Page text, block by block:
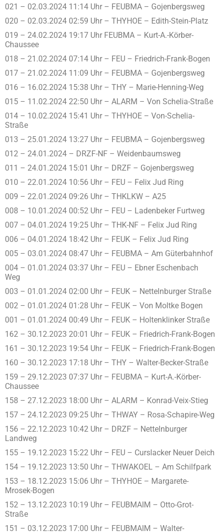
021 – 02.03.2024 11:14 Uhr – FEUBMA – Gojenbergsweg
020 – 02.03.2024 02:59 Uhr – THYHOE – Edith-Stein-Platz
019 – 24.02.2024 19:17 Uhr FEUBMA – Kurt-A.-Körber-
Chaussee
018 – 21.02.2024 07:14 Uhr – FEU – Friedrich-Frank-Bogen
017 – 21.02.2024 11:09 Uhr – FEUBMA – Gojenbergsweg
016 – 16.02.2024 15:38 Uhr – THY – Marie-Henning-Weg
015 – 11.02.2024 22:50 Uhr – ALARM – Von Schelia-Straße
014 – 10.02.2024 15:41 Uhr – THYHOE – Von-Schelia-
Straße
013 – 25.01.2024 13:27 Uhr – FEUBMA – Gojenbergsweg
012 – 24.01.2024 – DRZF-NF – Weidenbaumsweg
011 – 24.01.2024 15:01 Uhr – DRZF – Gojenbergsweg
010 – 22.01.2024 10:56 Uhr – FEU – Felix Jud Ring
009 – 22.01.2024 09:26 Uhr – THKLKW – A25
008 – 10.01.2024 00:52 Uhr – FEU – Ladenbeker Furtweg
007 – 04.01.2024 19:25 Uhr – THK-NF – Felix Jud Ring
006 – 04.01.2024 18:42 Uhr – FEUK – Felix Jud Ring
005 – 03.01.2024 08:47 Uhr – FEUBMA – Am Güterbahnhof
004 – 01.01.2024 03:37 Uhr – FEU – Ebner Eschenbach
Weg
003 – 01.01.2024 02:00 Uhr – FEUK – Nettelnburger Straße
002 – 01.01.2024 01:28 Uhr – FEUK – Von Moltke Bogen
001 – 01.01.2024 00:49 Uhr – FEUK – Holtenklinker Straße
162 – 30.12.2023 20:01 Uhr – FEUK – Friedrich-Frank-Bogen
161 – 30.12.2023 19:54 Uhr – FEUK – Friedrich-Frank-Bogen
160 – 30.12.2023 17:18 Uhr – THY – Walter-Becker-Straße
159 – 29.12.2023 07:37 Uhr – FEUBMA – Kurt-A.-Körber-
Chaussee
158 – 27.12.2023 18:00 Uhr – ALARM – Konrad-Veix-Stieg
157 – 24.12.2023 09:25 Uhr – THWAY – Rosa-Schapire-Weg
156 – 22.12.2023 10:42 Uhr – DRZF – Nettelnburger
Landweg
155 – 19.12.2023 15:22 Uhr – FEU – Curslacker Neuer Deich
154 – 19.12.2023 13:50 Uhr – THWAKOEL – Am Schilfpark
153 – 18.12.2023 15:06 Uhr – THYHOE – Margarete-
Mrosek-Bogen
152 – 13.12.2023 10:19 Uhr – FEUBMAIM – Otto-Grot-
Straße
151 – 03.12.2023 17:00 Uhr – FEUBMAIM – Walter-